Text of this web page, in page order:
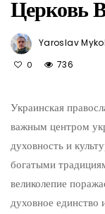
Церковь
Yaroslav
0 736
Украинская
важным центром
духовность и
богатыми
великолепие
духовное единство